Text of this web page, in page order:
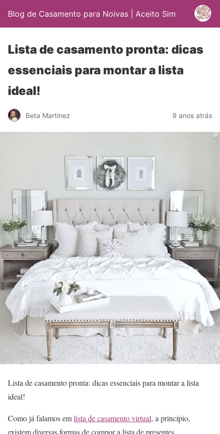
Blog de Casamento para Noivas | Aceito Sim
Lista de casamento pronta: dicas
essenciais para montar a lista
ideal!
Beta Martinez 9 anos atrás
Lista de casamento pronta: dicas essenciais para montar a lista
ideal!
Como já falamos emlista de casamento virtual, a princípio,
existem diversas formas de compor a lista de presentes.